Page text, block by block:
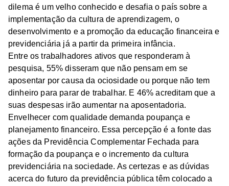
dilema é um velho conhecido e desafia o país sobre a
implementação da cultura de aprendizagem, o
desenvolvimento e a promoção da educação financeira e
previdenciária já a partir da primeira infância.
Entre os trabalhadores ativos que responderam à
pesquisa, 55% disseram que não pensam em se
aposentar por causa da ociosidade ou porque não tem
dinheiro para parar de trabalhar. E 46% acreditam que a
suas despesas irão aumentar na aposentadoria.
Envelhecer com qualidade demanda poupança e
planejamento financeiro. Essa percepção é a fonte das
ações da Previdência Complementar Fechada para
formação da poupança e o incremento da cultura
previdenciária na sociedade. As certezas e as dúvidas
acerca do futuro da previdência pública têm colocado a